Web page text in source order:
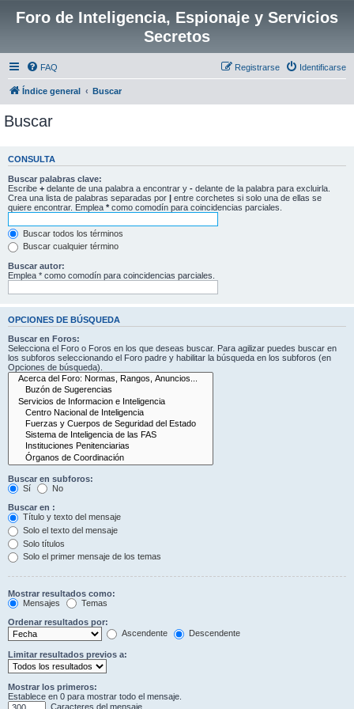
Foro de Inteligencia, Espionaje y Servicios
Secretos
FAQ Identificarse
Registrarse
Índice general Buscar
Buscar
CONSULTA
Buscar palabras clave:
Escribe + delante de una palabra a encontrar y - delante de la palabra para excluirla.
Crea una lista de palabras separadas por | entre corchetes si solo una de ellas se
quiere encontrar. Emplea * como comodín para coincidencias parciales.
Buscar todos los términos
Buscar cualquier término
Buscar autor:
Emplea * como comodín para coincidencias parciales.
OPCIONES DE BÚSQUEDA
Buscar en Foros:
Selecciona el Foro o Foros en los que deseas buscar. Para agilizar puedes buscar en
los subforos seleccionando el Foro padre y habilitar la búsqueda en los subforos (en
Opciones de búsqueda).
Buscar en subforos:
Sí
No
Buscar en :
Título y texto del mensaje
Solo el texto del mensaje
Solo títulos
Solo el primer mensaje de los temas
Mostrar resultados como:
Mensajes
Temas
Ordenar resultados por:
Ascendente
Descendente
Limitar resultados previos a:
Mostrar los primeros:
Establece en 0 para mostrar todo el mensaje.
Caracteres del mensaje